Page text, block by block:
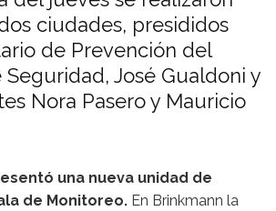
ciudades, presididos
de Prevención del
José Gualdoni y
Nora Pasero y Mauricio
una nueva unidad de
de Monitoreo. En Brinkmann la